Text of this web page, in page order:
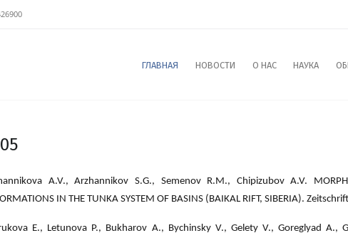
ГЛАВНАЯ НОВОСТИ О НАС НАУКА
A.V., Arzhannikov S.G., Semenov R.M., Chipizubov A.V.
IN THE TUNKA SYSTEM OF BASINS (BAIKAL RIFT, SIBERIA).
E., Letunova P., Bukharov A., Bychinsky V., Gelety V., Goreglyad A.,